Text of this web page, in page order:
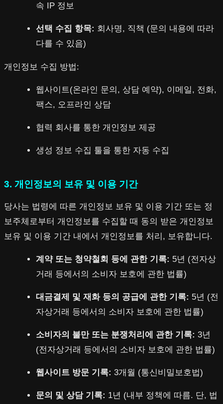
속 IP 정보
선택 수집 항목: 회사명, 직책 (문의 내용에 따라
다를 수 있음)
개인정보 수집 방법:
웹사이트(온라인 문의, 상담 예약), 이메일, 전화,
팩스, 오프라인 상담
협력 회사를 통한 개인정보 제공
생성 정보 수집 툴을 통한 자동 수집
3. 개인정보의 보유 및 이용 기간
당사는 법령에 따른 개인정보 보유 및 이용 기간 또는 정
보주체로부터 개인정보를 수집할 때 동의 받은 개인정보
보유 및 이용 기간 내에서 개인정보를 처리, 보유합니다.
계약 또는 청약철회 등에 관한 기록: 5년 (전자상
거래 등에서의 소비자 보호에 관한 법률)
대금결제 및 재화 등의 공급에 관한 기록: 5년 (전
자상거래 등에서의 소비자 보호에 관한 법률)
소비자의 불만 또는 분쟁처리에 관한 기록: 3년
(전자상거래 등에서의 소비자 보호에 관한 법률)
웹사이트 방문 기록: 3개월 (통신비밀보호법)
문의 및 상담 기록: 1년 (내부 정책에 따름. 단, 법